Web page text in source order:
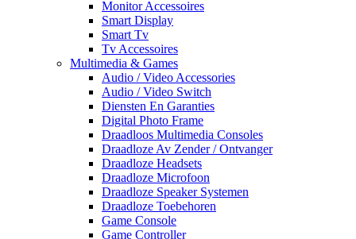
Monitor Accessoires
Smart Display
Smart Tv
Tv Accessoires
Multimedia & Games
Audio / Video Accessories
Audio / Video Switch
Diensten En Garanties
Digital Photo Frame
Draadloos Multimedia Consoles
Draadloze Av Zender / Ontvanger
Draadloze Headsets
Draadloze Microfoon
Draadloze Speaker Systemen
Draadloze Toebehoren
Game Console
Game Controller